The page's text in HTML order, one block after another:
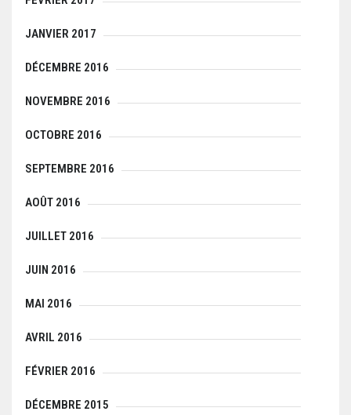
JANVIER 2017
DÉCEMBRE 2016
NOVEMBRE 2016
OCTOBRE 2016
SEPTEMBRE 2016
AOÛT 2016
JUILLET 2016
JUIN 2016
MAI 2016
AVRIL 2016
FÉVRIER 2016
DÉCEMBRE 2015